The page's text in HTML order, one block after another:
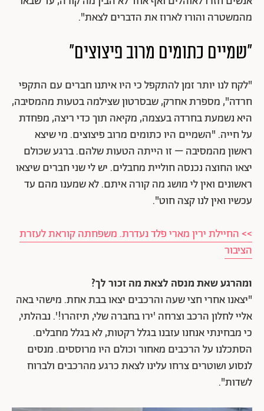
מהמשטרה והורו לארוז את הדברים לצאת".
"שמיים כתומים מרוב פיצוצים"
"לקח לנו יותר זמן להתקפל כי היו איתנו חברים עם התקפי
חרדה", מספרת אחרק, שבסרטון שצילמה בטעות מהמסיבה,
היא נשמעת בחרדה בעצמה, מקיאה תוך כדי ריצה, מפחדת
על חייה. "השמיים היו כתומים מרוב פיצוצים. מי שיצא
ראשון מהמסיבה – זו הייתה הטעות שלהם. ברגע שכולם
יצאו החוצה נכנסה חוליית מחבלים. יש לי שני חברים שיצאו
ראשונים ואין לי מושג מה קורה איתם. לא שמענו מהם עד
עכשיו ואין לנו קצה חוט".
>> החיילת ירין מארי פלד נעדרת. משפחתה קוראת לעזרת
הציבור
ומהרגע שאת מנסה לצאת מה זכור לך?
"יצאנו אחרי חצי שעה והרכבים יצאו בבת אחת. מישהי באה
אליי לחלון הרכב וצרחה 'ירו בחברה שלי, תיזהרו!'. נבהלתי,
כי מבחינתי אנחנו עזבנו בגלל רקטות, לא בגלל מחבלים.
הסתכלנו על הרכבים מאחור וכולם היו מרוססים. מנסים
לנסוע ושוטרים צרחו עלינו לצאת כרגע מהרכבים ולברוח
לשדות".